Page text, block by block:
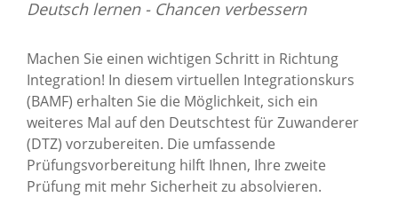
News Archiv
Deutsch lernen - Chancen verbessern
Machen Sie einen wichtigen Schritt in Richtung
Integration! In diesem virtuellen Integrationskurs
(BAMF) erhalten Sie die Möglichkeit, sich ein
weiteres Mal auf den Deutschtest für Zuwanderer
(DTZ) vorzubereiten. Die umfassende
Prüfungsvorbereitung hilft Ihnen, Ihre zweite
Prüfung mit mehr Sicherheit zu absolvieren.